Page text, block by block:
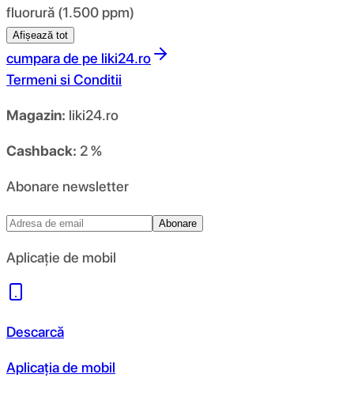
fluorură (1.500 ppm)
Afișează tot
cumpara de pe liki24.ro
Termeni si Conditii
Magazin: liki24.ro
Cashback: 2 %
Abonare newsletter
Abonare
Aplicație de mobil
Descarcă
Aplicația de mobil